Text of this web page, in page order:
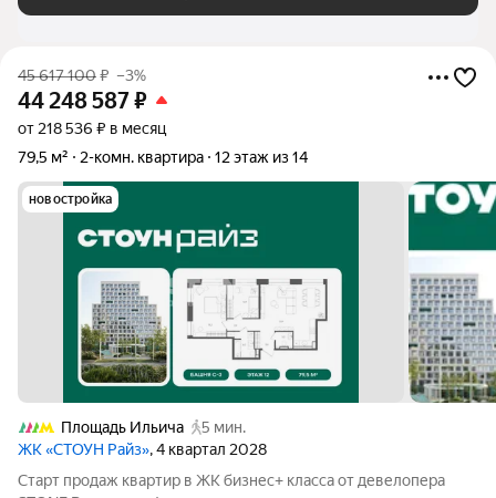
45 617 100₽ –3%
44 248 587₽
от 218 536 ₽ в месяц
79,5 м²
2-комн. квартира 12 этаж из 14
новостройка
Площадь Ильича
5 мин.
ЖК «СТОУН Райз», 4 квартал 2028
Старт продаж квартир в ЖК бизнес+ класса от девелопера